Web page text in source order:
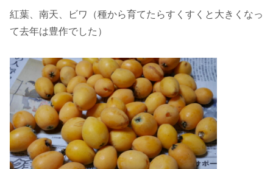
紅葉、南天、ビワ（種から育てたらすくすくと大きくなっ
て去年は豊作でした）